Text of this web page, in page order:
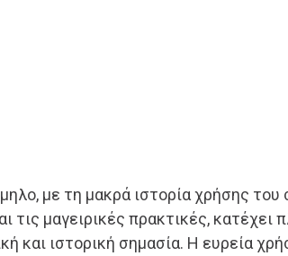
με τη μακρά ιστορία χρήσης του
τις μαγειρικές πρακτικές, κατέχει
και ιστορική σημασία. Η ευρεία